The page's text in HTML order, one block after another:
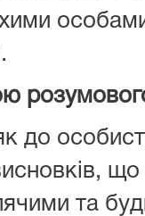
до
та